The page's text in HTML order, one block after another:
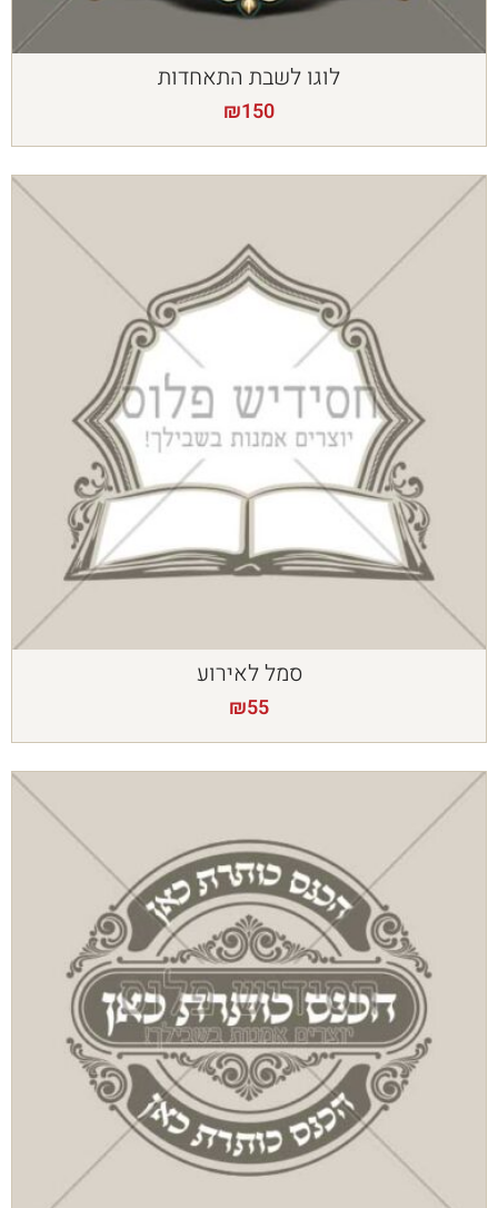
לוגו לשבת התאחדות
₪150
סמל לאירוע
₪55